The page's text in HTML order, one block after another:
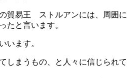
貿易王 ストルアンには、周囲に
たと言います。
います。
しまうもの、と人々に信じられて